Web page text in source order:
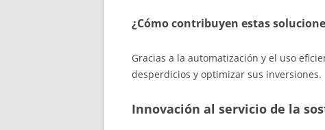
¿Cómo contribuyen estas
Gracias a la automatización y el uso
desperdicios y optimizar sus inversiones.
Innovación al servicio de la